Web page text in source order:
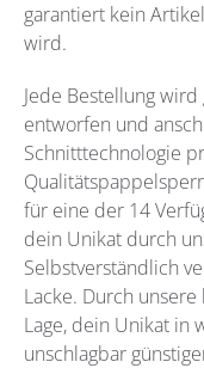
garantiert kein
wird.
Jede Bestellung
entworfen und
Schnitttechnologie
für eine der 14
dein Unikat durch
Selbstverständlich
Lacke. Durch
Lage, dein Unikat in
unschlagbar